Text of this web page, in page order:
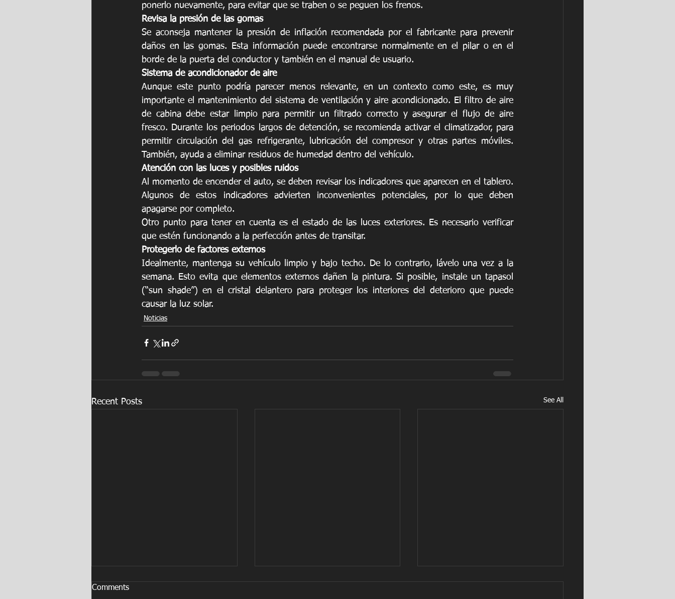
ponerlo nuevamente, para evitar que se traben o se peguen los frenos.
Revisa la presión de las gomas
Se aconseja mantener la presión de inflación recomendada por el fabricante para prevenir
daños en las gomas. Esta información puede encontrarse normalmente en el pilar o en el
borde de la puerta del conductor y también en el manual de usuario.
Sistema de acondicionador de aire
Aunque este punto podría parecer menos relevante, en un contexto como este, es muy
importante el mantenimiento del sistema de ventilación y aire acondicionado. El filtro de aire
de cabina debe estar limpio para permitir un filtrado correcto y asegurar el flujo de aire
fresco. Durante los periodos largos de detención, se recomienda activar el climatizador, para
permitir circulación del gas refrigerante, lubricación del compresor y otras partes móviles.
También, ayuda a eliminar residuos de humedad dentro del vehículo.
Atención con las luces y posibles ruidos
Al momento de encender el auto, se deben revisar los indicadores que aparecen en el tablero.
Algunos de estos indicadores advierten inconvenientes potenciales, por lo que deben
apagarse por completo.
Otro punto para tener en cuenta es el estado de las luces exteriores. Es necesario verificar
que estén funcionando a la perfección antes de transitar.
Protegerlo de factores externos
Idealmente, mantenga su vehículo limpio y bajo techo. De lo contrario, lávelo una vez a la
semana. Esto evita que elementos externos dañen la pintura. Si posible, instale un tapasol
(“sun shade”) en el cristal delantero para proteger los interiores del deterioro que puede
causar la luz solar.
Noticias
Recent Posts See All
Comments